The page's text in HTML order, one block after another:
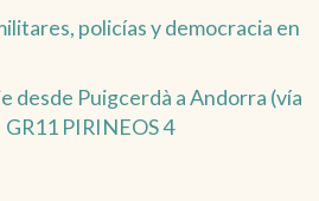
policías y democracia en
desde Puigcerdà a Andorra (vía
PIRINEOS 4